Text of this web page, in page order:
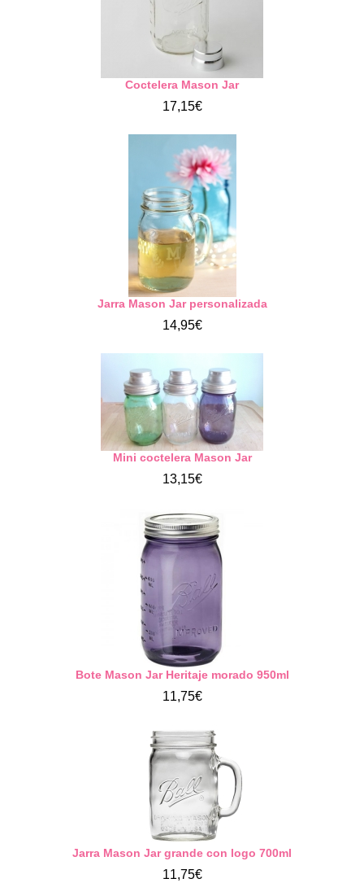
Coctelera Mason Jar
17,15€
Jarra Mason Jar personalizada
14,95€
Mini coctelera Mason Jar
13,15€
Bote Mason Jar Heritaje morado 950ml
11,75€
Jarra Mason Jar grande con logo 700ml
11,75€